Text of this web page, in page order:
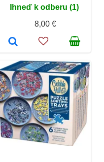
Ihneď k odberu (1)
8,00 €